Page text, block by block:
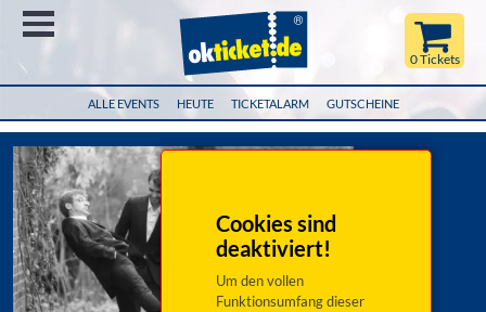
ALLE EVENTS HEUTE TICKETALARM GUTSCHEINE
0 Tickets
Cookies sind
deaktiviert!
Um den vollen
Funktionsumfang dieser